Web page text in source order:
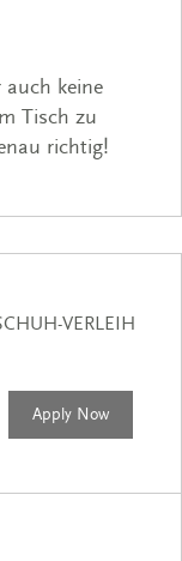
keine
Tisch zu
richtig!
VERLEIH
Apply Now